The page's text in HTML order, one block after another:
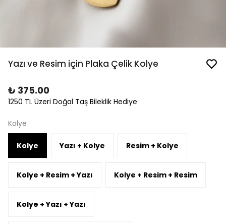
Yazı ve Resim için Plaka Çelik Kolye
₺ 375.00
1250 TL Üzeri Doğal Taş Bileklik Hediye
Kolye
Kolye Yazı + Kolye Resim + Kolye
Kolye + Resim + Yazı Kolye + Resim + Resim
Kolye + Yazı + Yazı